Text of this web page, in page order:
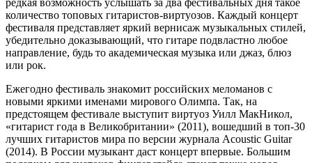
количество топовых гитаристов-виртуозов. Каждый концерт
фестиваля представляет яркий вернисаж музыкальных стилей,
убедительно доказывающий, что гитаре подвластно любое
направление, будь то академическая музыка или джаз, блюз
или рок.
Ежегодно фестиваль знакомит российских меломанов с
новыми яркими именами мирового Олимпа. Так, на
предстоящем фестивале выступит виртуоз Уилл МакНикол,
«гитарист года в Великобритании» (2011), вошедший в топ-30
лучших гитаристов мира по версии журнала Acoustic Guitar
(2014). В России музыкант даст концерт впервые. Большим